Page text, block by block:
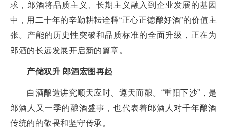
求，郎酒将品质主义、长期主义融入到企业发展的基因
中，用二十年的辛勤耕耘诠释“正心正德酿好酒”的价值主
张。产能的历史性突破和品质标准的全面升级，正在为
郎酒的长远发展开启新的篇章。
产储双升 郎酒宏图再起
白酒酿造讲究顺天应时、遵天而酿。“重阳下沙”，是
郎酒人又一季的酿酒盛事，也代表着郎酒人对千年酿酒
传统的的敬畏和坚守传承。